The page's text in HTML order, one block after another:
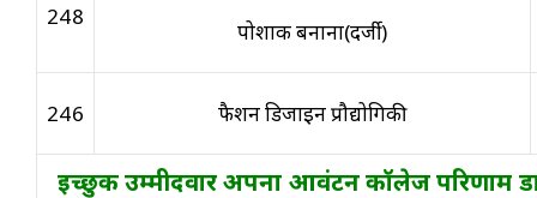
248
पोशाक बनाना(दर्जी)
246 फैशन डिजाइन प्रौद्योगिकी
इच्छुक उम्मीदवार अपना आवंटन कॉलेज परिणाम